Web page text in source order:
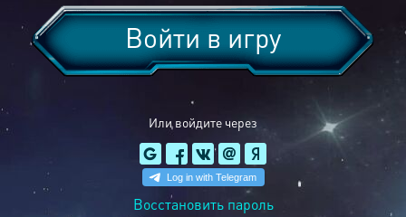
Или войдите через
Войти в игру
Восстановить пароль